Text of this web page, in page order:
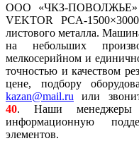
ООО «ЧКЗ-ПОВОЛЖЬЕ»
VEKTOR PCA-
листового металла.
на небольших
мелкосерийном и
точностью и качеством
цене, подбору
kazan@mail.ru или
40. Наши менеджеры
информационную
элементов.